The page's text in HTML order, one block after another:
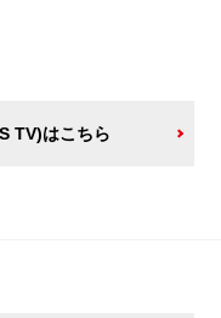
TV)はこちら